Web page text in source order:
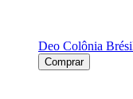
Deo Colônia
Comprar